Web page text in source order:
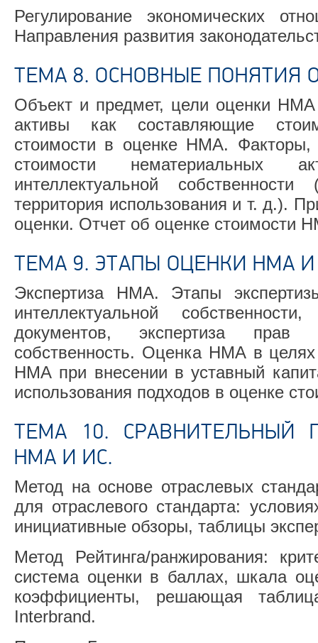
Регулирование экономических
Направления развития
ТЕМА 8. ОСНОВНЫЕ ПОНЯТИЯ
Объект и предмет, цели оценки
активы как составляющие
стоимости в оценке НМА.
стоимости нематериальных
интеллектуальной
территория использования и т. д.).
оценки. Отчет об оценке стоимости
ТЕМА 9. ЭТАПЫ ОЦЕНКИ НМА И
Экспертиза НМА. Этапы
интеллектуальной
документов, экспертиза прав
собственность. Оценка НМА в
НМА при внесении в уставный
использования подходов в оценке
ТЕМА 10. СРАВНИТЕЛЬНЫЙ
НМА И ИС.
Метод на основе отраслевых
для отраслевого стандарта:
инициативные обзоры, таблицы
Метод Рейтинга/ранжирования:
система оценки в баллах, шкала
коэффициенты, решающая
Interbrand.